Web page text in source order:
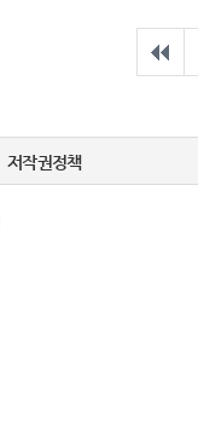
저작권정책